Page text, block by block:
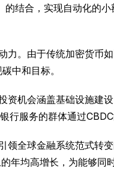
结合，实现自动化的
力。由于传统加密货币
中和目标。
资机会涵盖基础设施建
行服务的群体通过
领全球金融系统范式转
年均高增长，为能够